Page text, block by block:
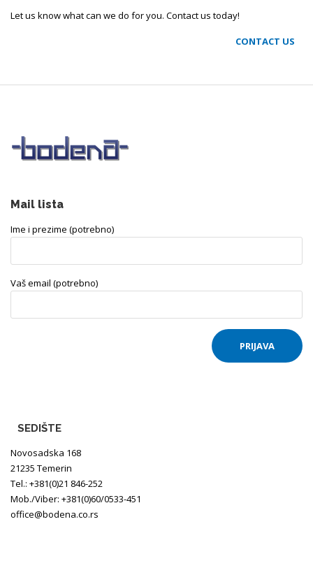
Let us know what can we do for you. Contact us today!
CONTACT US
Mail lista
Ime i prezime (potrebno)
Vaš email (potrebno)
SEDIŠTE
Novosadska 168
21235 Temerin
Tel.: +381(0)21 846-252
Mob./Viber: +381(0)60/0533-451
office@bodena.co.rs